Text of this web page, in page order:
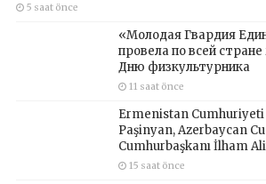
5 saat önce
«Молодая Гвардия
провела по всей
Дню физкультурника
11 saat önce
Ermenistan Cumhuriyeti
Paşinyan, Azerbaycan
Cumhurbaşkanı İlham
15 saat önce